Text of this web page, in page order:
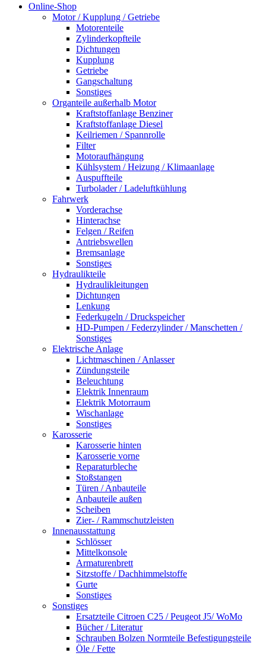
Online-Shop
Motor / Kupplung / Getriebe
Motorenteile
Zylinderkopfteile
Dichtungen
Kupplung
Getriebe
Gangschaltung
Sonstiges
Organteile außerhalb Motor
Kraftstoffanlage Benziner
Kraftstoffanlage Diesel
Keilriemen / Spannrolle
Filter
Motoraufhängung
Kühlsystem / Heizung / Klimaanlage
Auspuffteile
Turbolader / Ladeluftkühlung
Fahrwerk
Vorderachse
Hinterachse
Felgen / Reifen
Antriebswellen
Bremsanlage
Sonstiges
Hydraulikteile
Hydraulikleitungen
Dichtungen
Lenkung
Federkugeln / Druckspeicher
HD-Pumpen / Federzylinder / Manschetten /
Sonstiges
Elektrische Anlage
Lichtmaschinen / Anlasser
Zündungsteile
Beleuchtung
Elektrik Innenraum
Elektrik Motorraum
Wischanlage
Sonstiges
Karosserie
Karosserie hinten
Karosserie vorne
Reparaturbleche
Stoßstangen
Türen / Anbauteile
Anbauteile außen
Scheiben
Zier- / Rammschutzleisten
Innenausstattung
Schlösser
Mittelkonsole
Armaturenbrett
Sitzstoffe / Dachhimmelstoffe
Gurte
Sonstiges
Sonstiges
Ersatzteile Citroen C25 / Peugeot J5/ WoMo
Bücher / Literatur
Schrauben Bolzen Normteile Befestigungsteile
Öle / Fette